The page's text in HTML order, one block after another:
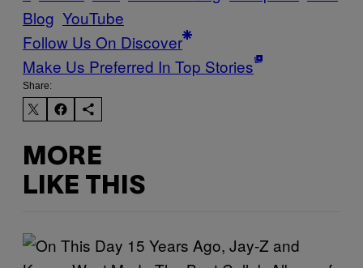
Blog YouTube
Follow Us On Discover
Make Us Preferred In Top Stories
Share:
MORE
LIKE THIS